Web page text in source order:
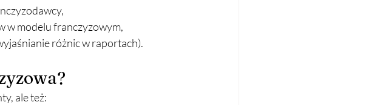
w modelu franczyzowym,
różnic w raportach).
ale też: